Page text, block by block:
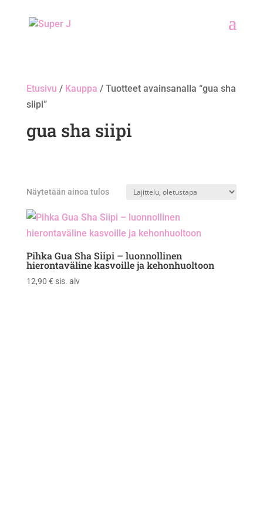
Etusivu / Kauppa / Tuotteet avainsanalla “gua sha
siipi”
gua sha siipi
Näytetään ainoa tulos
Pihka Gua Sha Siipi – luonnollinen
hierontaväline kasvoille ja kehonhuoltoon
12,90 € sis. alv